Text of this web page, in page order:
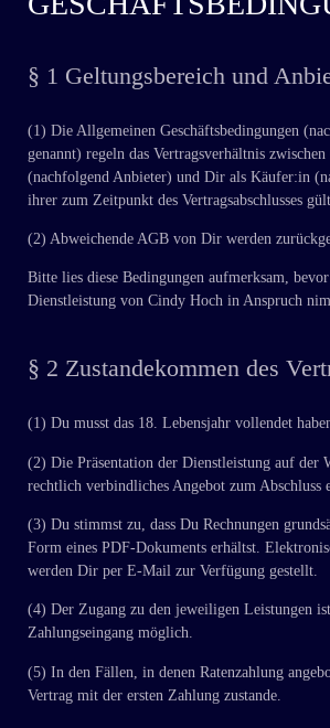
§ 1 Geltungsbereich und
(1) Die Allgemeinen Geschäftsbedingungen
genannt) regeln das Vertragsverhältnis
(nachfolgend Anbieter) und Dir als Käufer:in
ihrer zum Zeitpunkt des Vertragsabschlusses
(2) Abweichende AGB von Dir werden
Bitte lies diese Bedingungen aufmerksam,
Dienstleistung von Cindy Hoch in Anspruch
§ 2 Zustandekommen des
(1) Du musst das 18. Lebensjahr vollendet
(2) Die Präsentation der Dienstleistung auf der
rechtlich verbindliches Angebot zum Abschluss
(3) Du stimmst zu, dass Du Rechnungen
Form eines PDF-Dokuments erhältst.
werden Dir per E-Mail zur Verfügung gestellt.
(4) Der Zugang zu den jeweiligen Leistungen
Zahlungseingang möglich.
(5) In den Fällen, in denen Ratenzahlung
Vertrag mit der ersten Zahlung zustande.